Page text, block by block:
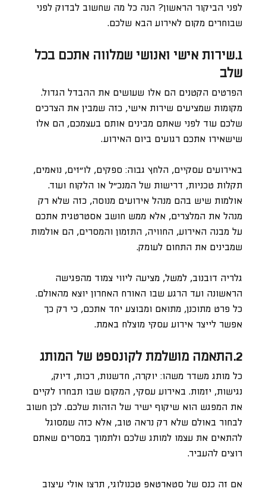
לפני הביקור הראשון? הנה כל מה שחשוב לבדוק לפני
שבוחרים מקום לאירוע הבא שלכם.
1.שירות אישי ואנושי שמלווה אתכם בכל
שלב
הפרטים הקטנים הם אלו שעושים את ההבדל הגדול.
מקומות שמציעים שירות אישי, כזה שמבין את הצרכים
שלכם עוד לפני שאתם מבינים אותם בעצמכם, הם אלו
שישאירו אתכם רגועים ביום האירוע.
באירועים עסקיים, הלחץ גבוה: ספקים, לו”זים, נואמים,
תקלות טכניות, דרישות של המנכ”ל או הלקוח ועוד.
אולמות שיש בהם מנהל אירועים מנוסה, כזה שלא רק
מנהל את המלצרים, אלא ממש חושב אסטרטגית אתכם
על מבנה האירוע, החוויה, התזמון והמסרים, הם אולמות
שמבינים את התחום לעומק.
גלריה דובנוב, למשל, מציעה ליווי צמוד מהפגישה
הראשונה ועד הרגע שבו האורח האחרון יוצא מהאולם.
כל פרט מתוכנן, מתואם ומבוצע יחד אתכם, כי רק כך
אפשר לייצר אירוע עסקי מוצלח באמת.
2.התאמה מושלמת לקונספט של המותג
כל מותג משדר משהו: יוקרה, חדשנות, רכות, דיוק,
נגישות, יזמות. באירוע עסקי, המקום שבו תבחרו לקיים
את המפגש הוא שיקוף ישיר של הזהות שלכם. לכן חשוב
לבחור באולם שלא רק נראה טוב, אלא כזה שמסוגל
להתאים את עצמו למותג שלכם ולתמוך במסרים שאתם
רוצים להעביר.
אם זה כנס של סטארטאפ טכנולוגי, תרצו אולי עיצוב